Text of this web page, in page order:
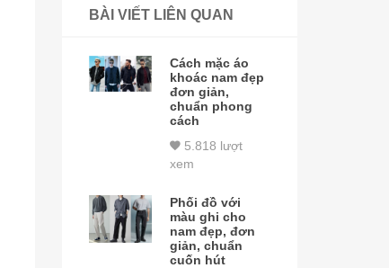
BÀI VIẾT LIÊN QUAN
Cách mặc áo
khoác nam đẹp
đơn giản,
chuẩn phong
cách
5.818 lượt
xem
Phối đồ với
màu ghi cho
nam đẹp, đơn
giản, chuẩn
cuốn hút